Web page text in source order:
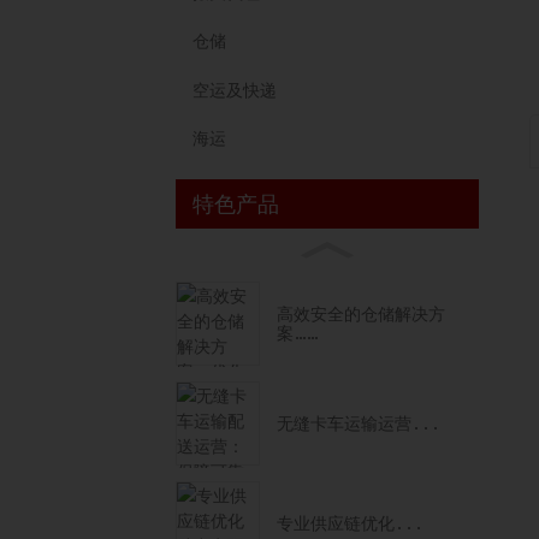
仓储
空运及快递
海运
特色产品
高效安全的仓储解决方
案……
无缝卡车运输运营...
专业供应链优化...